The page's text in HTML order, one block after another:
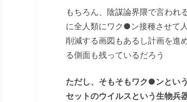
もちろん、陰謀論界隈で言われ
に全人類にワク ●ン接種させて
削減する画図もあるし計画を進
る側面も残っているだろう
ただし、そもそもワク●ンとい
セットのウイルスという生物兵